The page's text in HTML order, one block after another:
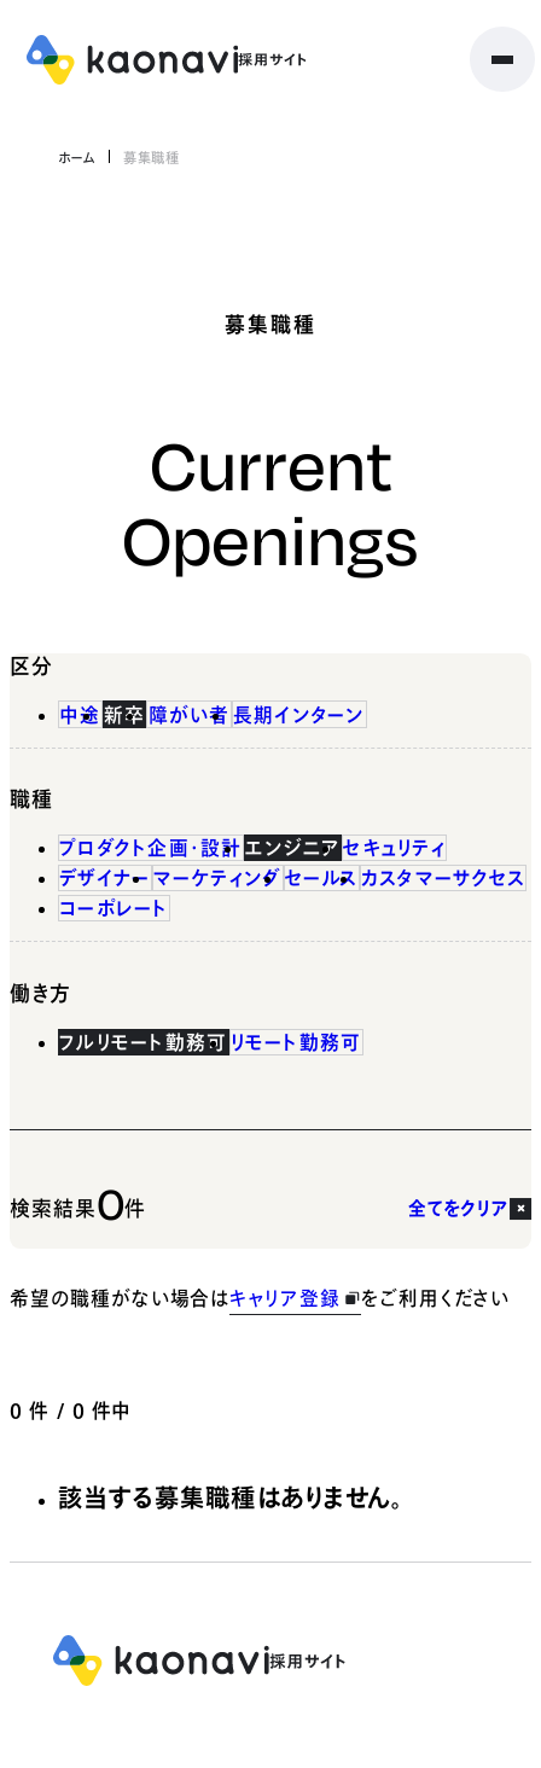
ホーム 募集職種
募集職種
Current
Openings
区分
中途 新卒 障がい者 長期インターン
職種
プロダクト企画・設計 エンジニア セキュリティ
デザイナー マーケティング セールス カスタマーサクセス
コーポレート
働き方
フルリモート勤務可 リモート勤務可
検索結果0件 全てをクリア
希望の職種がない場合はキャリア登録 をご利用ください
0 件 / 0 件中
該当する募集職種はありません。